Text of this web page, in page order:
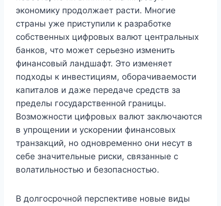
экономику продолжает расти. Многие
страны уже приступили к разработке
собственных цифровых валют центральных
банков, что может серьезно изменить
финансовый ландшафт. Это изменяет
подходы к инвестициям, оборачиваемости
капиталов и даже передаче средств за
пределы государственной границы.
Возможности цифровых валют заключаются
в упрощении и ускорении финансовых
транзакций, но одновременно они несут в
себе значительные риски, связанные с
волатильностью и безопасностью.
В долгосрочной перспективе новые виды